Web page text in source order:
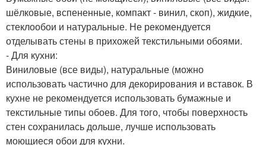
шёлковые, вспененные, компакт - винил, скоп), жидкие,
стеклообои и натуральные. Не рекомендуется
отделывать стены в прихожей текстильными обоями.
- Для кухни:
Виниловые (все виды), натуральные (можно
использовать частично для декорирования и вставок. В
кухне не рекомендуется использовать бумажные и
текстильные типы обоев. Для того, чтобы поверхность
стен сохранилась дольше, лучше использовать
моющиеся обои для кухни.